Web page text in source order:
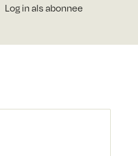
Log in als abonnee